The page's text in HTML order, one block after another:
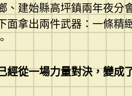
建始縣高坪鎮兩年夜分
面拿出兩件武器：一條精
經從一場力量對決，變成